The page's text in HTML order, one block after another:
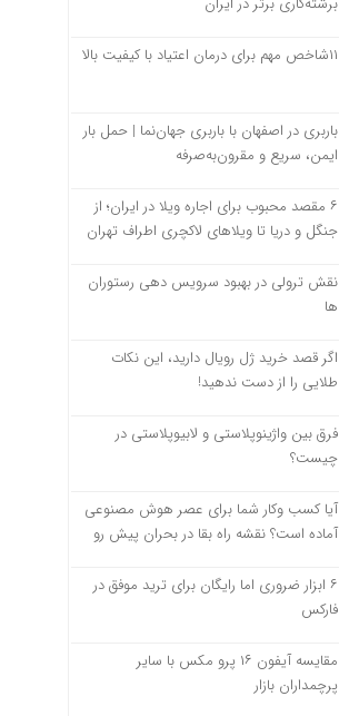
۱۱شاخص مهم برای درمان اعتیاد با کیفیت بالا
باربری در اصفهان با باربری جهان‌نما | حمل بار
ایمن، سریع و مقرون‌به‌صرفه
۶ مقصد محبوب برای اجاره ویلا در ایران؛ از
جنگل و دریا تا ویلاهای لاکچری اطراف تهران
نقش ترولی در بهبود سرویس دهی رستوران
ها
اگر قصد خرید ژل رویال دارید، این نکات
طلایی را از دست ندهید!
فرق بین واژینوپلاستی و لابیوپلاستی در
چیست؟
آیا کسب وکار شما برای عصر هوش مصنوعی
آماده است؟ نقشه راه بقا در بحران پیش رو
۶ ابزار ضروری اما رایگان برای ترید موفق در
فارکس
مقایسه آیفون ۱۶ پرو مکس با سایر
پرچمداران بازار